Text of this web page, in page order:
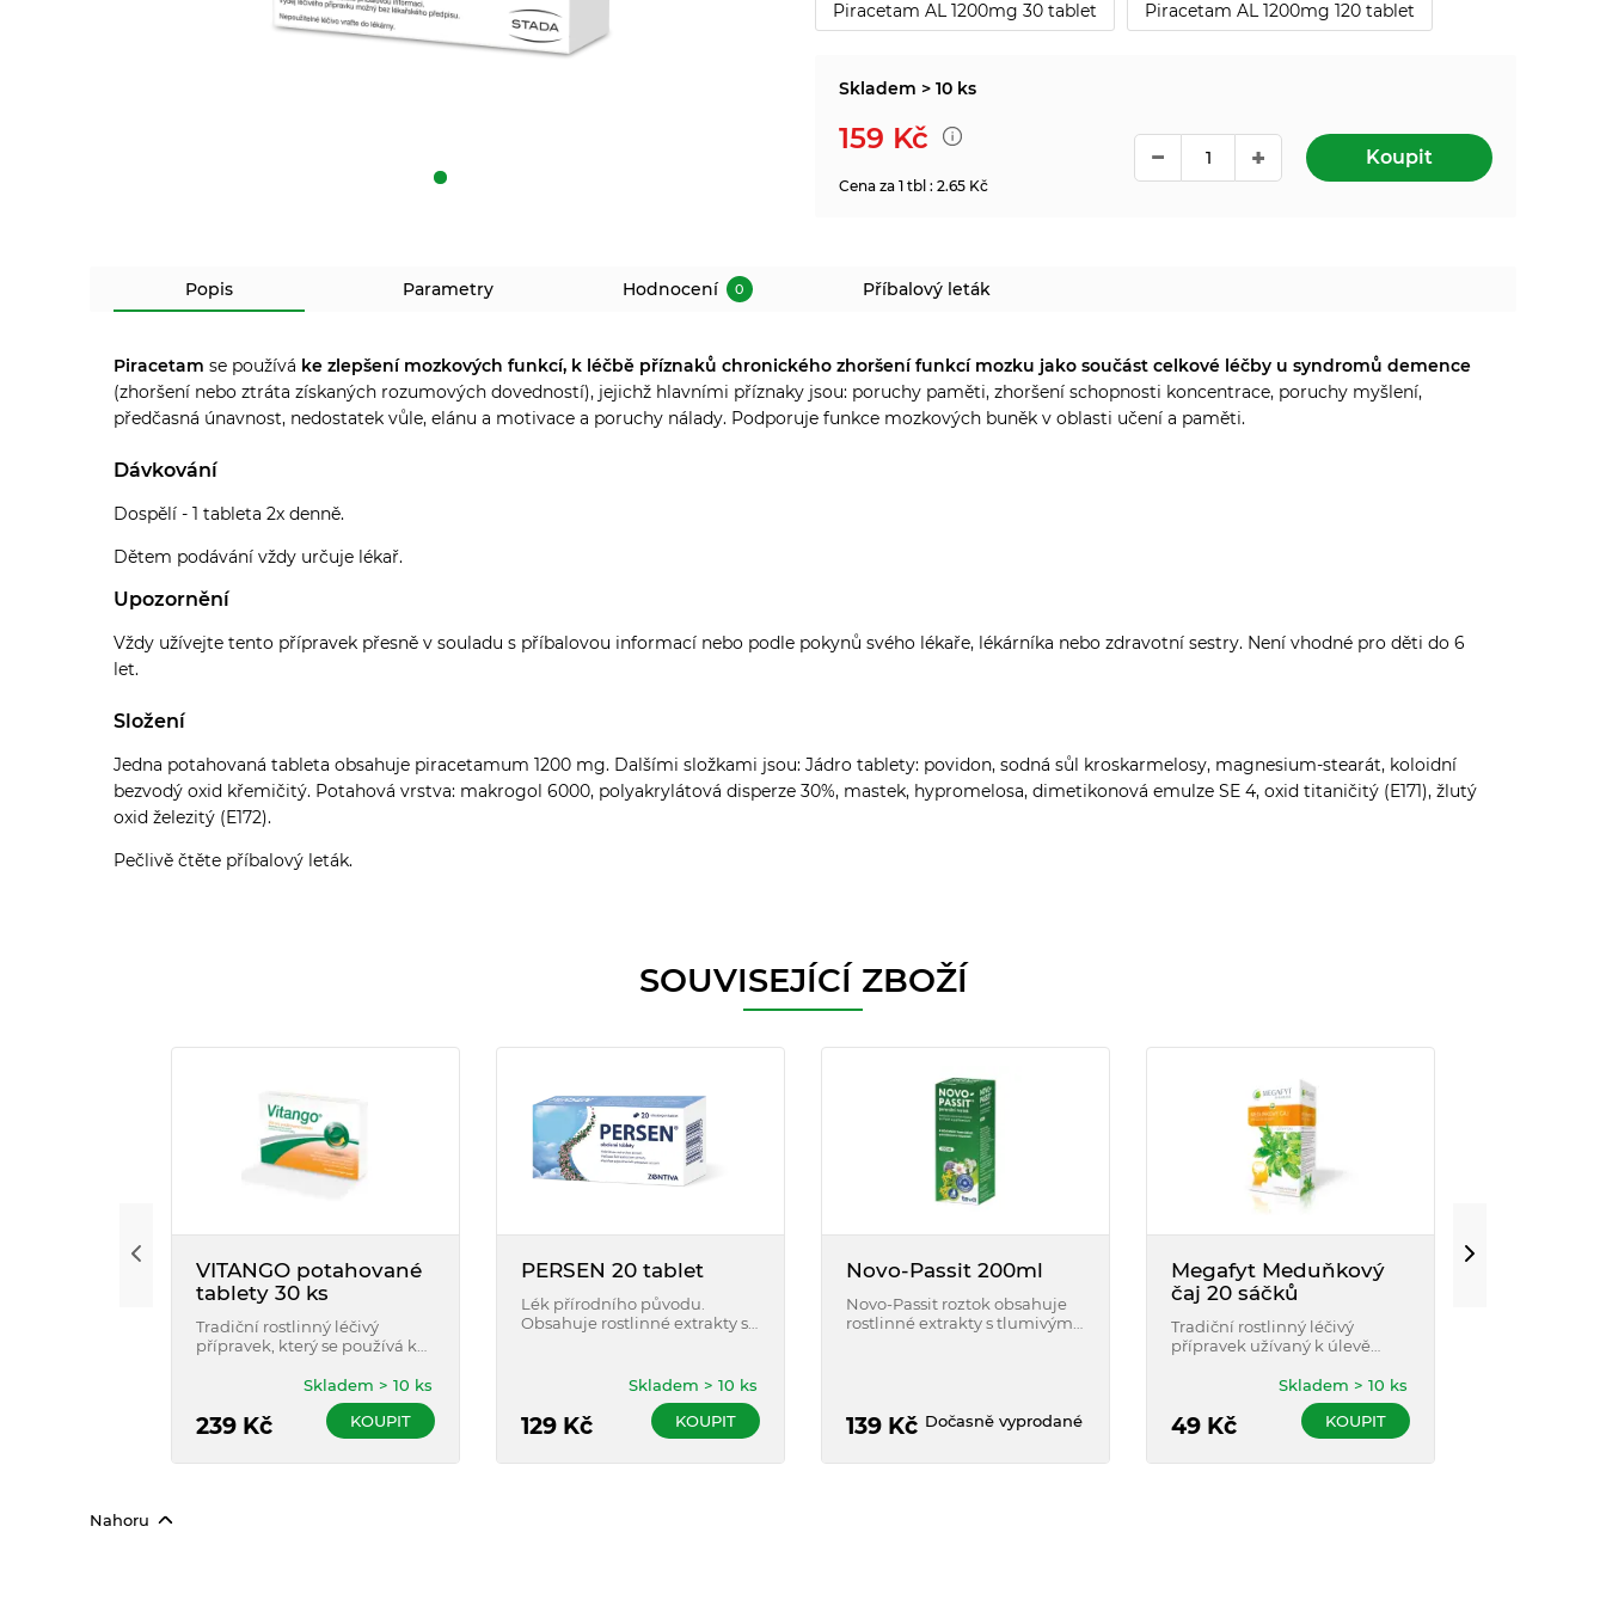
Piracetam AL 1200mg 30 tablet Piracetam AL 1200mg 120 tablet
Skladem > 10 ks
159 Kč
Cena za 1 tbl : 2.65 Kč
Koupit
Popis Parametry Hodnocení 0 Příbalový leták
Piracetam se používá ke zlepšení mozkových funkcí, k léčbě příznaků chronického zhoršení funkcí mozku jako součást celkové léčby u syndromů demence
(zhoršení nebo ztráta získaných rozumových dovedností), jejichž hlavními příznaky jsou: poruchy paměti, zhoršení schopnosti koncentrace, poruchy myšlení,
předčasná únavnost, nedostatek vůle, elánu a motivace a poruchy nálady. Podporuje funkce mozkových buněk v oblasti učení a paměti.
Dávkování
Dospělí - 1 tableta 2x denně.
Dětem podávání vždy určuje lékař.
Upozornění
Vždy užívejte tento přípravek přesně v souladu s příbalovou informací nebo podle pokynů svého lékaře, lékárníka nebo zdravotní sestry. Není vhodné pro děti do 6
let.
Složení
Jedna potahovaná tableta obsahuje piracetamum 1200 mg. Dalšími složkami jsou: Jádro tablety: povidon, sodná sůl kroskarmelosy, magnesium-stearát, koloidní
bezvodý oxid křemičitý. Potahová vrstva: makrogol 6000, polyakrylátová disperze 30%, mastek, hypromelosa, dimetikonová emulze SE 4, oxid titaničitý (E171), žlutý
oxid železitý (E172).
Pečlivě čtěte příbalový leták.
SOUVISEJÍCÍ ZBOŽÍ
VITANGO potahované
tablety 30 ks
Tradiční rostlinný léčivý
přípravek, který se používá k
stresu, jako je např. únava,
pocity slabosti a vyčerpání.
239Kč
Skladem > 10 ks
KOUPIT
PERSEN 20 tablet
Lék přírodního původu.
Obsahuje rostlinné extrakty se
meduňku lékařskou a mátu
peprnou. Navozuje vnitřní
klid, zbavuje pocitů strachu,
obnovuje psychickou
129Kč
Skladem > 10 ks
KOUPIT
Novo-Passit 200ml
Novo-Passit roztok obsahuje
rostlinné extrakty s tlumivým
139Kč Dočasně vyprodané
Megafyt Meduňkový
čaj 20 sáčků
Tradiční rostlinný léčivý
přípravek užívaný k úlevě
psychického vypětí (neklid,
psychická podrážděnost) a při
poruchách spánku.
49Kč
Skladem > 10 ks
KOUPIT
Nahoru